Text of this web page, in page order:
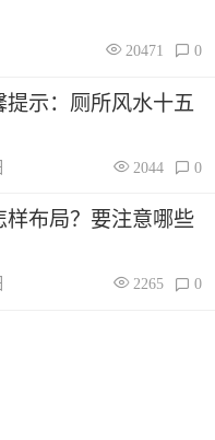
20471 0
提示：厕所风水十五
2044 0
样布局？要注意哪些
2265 0